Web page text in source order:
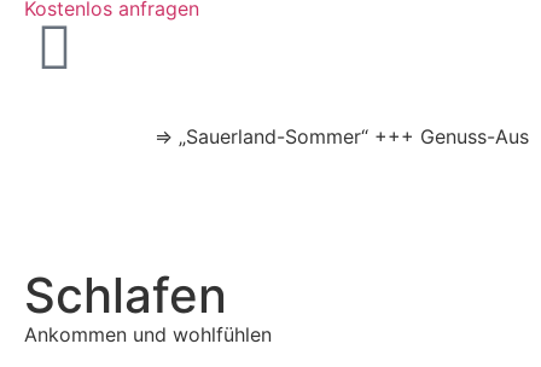
Kostenlos anfragen
⇒ „Sauerland-Sommer“ +++ Genuss-Auszeit - 3
Schlafen
Ankommen und wohlfühlen